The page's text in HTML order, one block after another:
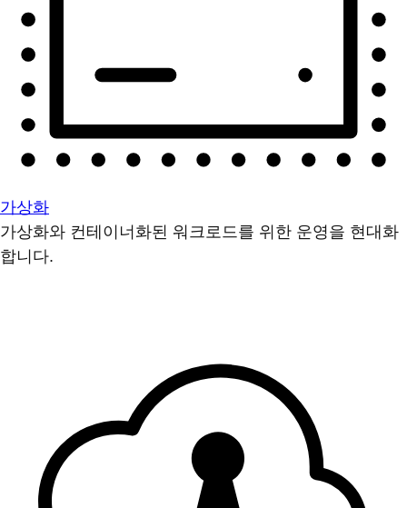
가상화
가상화와 컨테이너화된 워크로드를 위한 운영을 현대화
합니다.